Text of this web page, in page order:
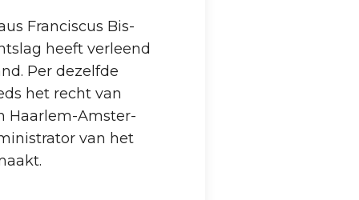
Fran­cis­cus Bis­
heeft verleend
Per dezelfde
het recht van
Haar­lem-Am­ster­
van het